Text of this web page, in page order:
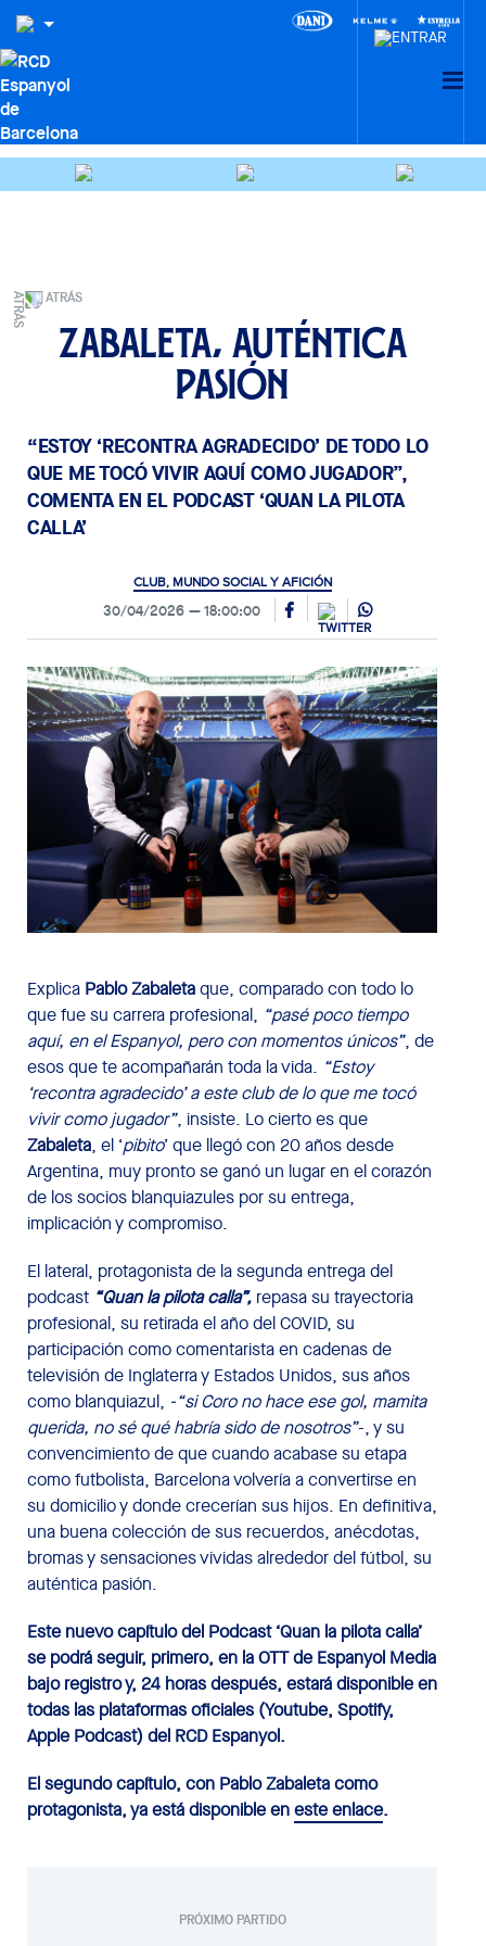
ATRÁS
Zabaleta, auténtica
pasión
“ESTOY ‘RECONTRA AGRADECIDO’ DE TODO LO
QUE ME TOCÓ VIVIR AQUÍ COMO JUGADOR”,
COMENTA EN EL PODCAST ‘QUAN LA PILOTA
CALLA’
CLUB, MUNDO SOCIAL Y AFICIÓN
30/04/2026 18:00:00
Explica Pablo Zabaletaque, comparado con todo lo
que fue su carrera profesional, “pasé poco tiempo
aquí, en el Espanyol, pero con momentos únicos”, de
esos que te acompañarán toda la vida. “Estoy
‘recontra agradecido’ a este club de lo que me tocó
vivir como jugador”, insiste. Lo cierto es que
Zabaleta, el ‘pibito’ que llegó con 20 años desde
Argentina, muy pronto se ganó un lugar en el corazón
de los socios blanquiazules por su entrega,
implicación y compromiso.
El lateral, protagonista de la segunda entrega del
podcast “Quan la pilota calla”, repasa su trayectoria
profesional, su retirada el año del COVID, su
participación como comentarista en cadenas de
televisión de Inglaterra y Estados Unidos, sus años
como blanquiazul, -“si Coro no hace ese gol, mamita
querida, no sé qué habría sido de nosotros”-, y su
convencimiento de que cuando acabase su etapa
como futbolista, Barcelona volvería a convertirse en
su domicilio y donde crecerían sus hijos. En definitiva,
una buena colección de sus recuerdos, anécdotas,
bromas y sensaciones vividas alrededor del fútbol, su
auténtica pasión.
Este nuevo capítulo del Podcast‘Quan la pilota calla’
se podrá seguir, primero, en la OTT de Espanyol Media
bajo registro y, 24 horas después, estará disponible en
todas las plataformas oficiales (Youtube, Spotify,
Apple Podcast) del RCD Espanyol.
Elsegundocapítulo, con Pablo Zabaletacomo
protagonista, ya está disponible eneste enlace.
PRÓXIMO PARTIDO